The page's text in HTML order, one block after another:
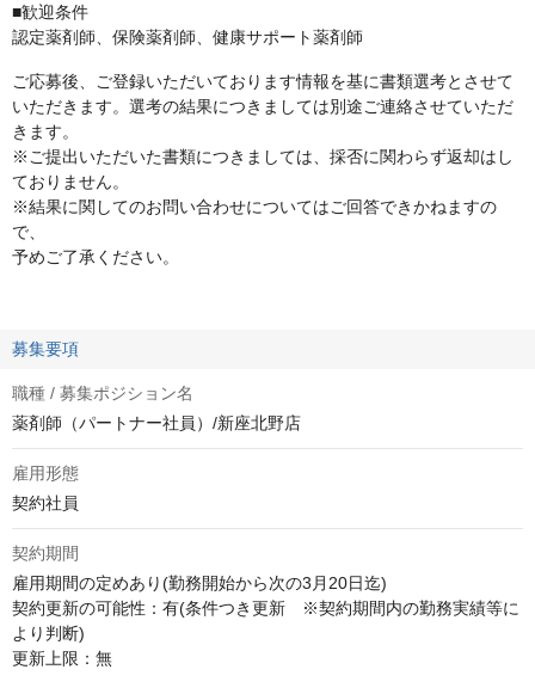
■歓迎条件
認定薬剤師、保険薬剤師、健康サポート薬剤師
ご応募後、ご登録いただいております情報を基に書類選考とさせて
いただきます。選考の結果につきましては別途ご連絡させていただ
きます。
※ご提出いただいた書類につきましては、採否に関わらず返却はし
ておりません。
※結果に関してのお問い合わせについてはご回答できかねますの
で、
予めご了承ください。
募集要項
職種 / 募集ポジション名
薬剤師（パートナー社員）/新座北野店
雇用形態
契約社員
契約期間
雇用期間の定めあり(勤務開始から次の3月20日迄)
契約更新の可能性：有(条件つき更新　※契約期間内の勤務実績等に
より判断)
更新上限：無